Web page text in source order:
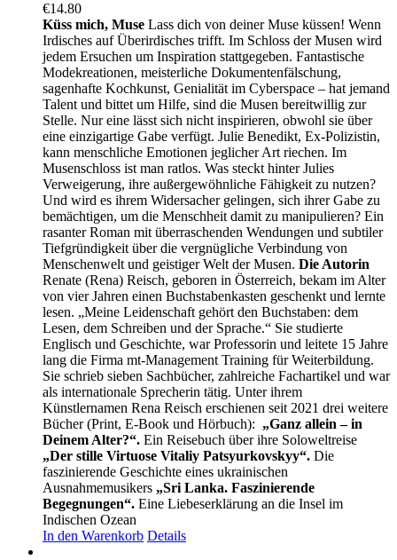
€14.80
Küss mich, Muse Lass dich von deiner Muse küssen! Wenn
Irdisches auf Überirdisches trifft. Im Schloss der Musen wird
jedem Ersuchen um Inspiration stattgegeben. Fantastische
Modekreationen, meisterliche Dokumentenfälschung,
sagenhafte Kochkunst, Genialität im Cyberspace – hat jemand
Talent und bittet um Hilfe, sind die Musen bereitwillig zur
Stelle. Nur eine lässt sich nicht inspirieren, obwohl sie über
eine einzigartige Gabe verfügt. Julie Benedikt, Ex-Polizistin,
kann menschliche Emotionen jeglicher Art riechen. Im
Musenschloss ist man ratlos. Was steckt hinter Julies
Verweigerung, ihre außergewöhnliche Fähigkeit zu nutzen?
Und wird es ihrem Widersacher gelingen, sich ihrer Gabe zu
bemächtigen, um die Menschheit damit zu manipulieren? Ein
rasanter Roman mit überraschenden Wendungen und subtiler
Tiefgründigkeit über die vergnügliche Verbindung von
Menschenwelt und geistiger Welt der Musen. Die Autorin
Renate (Rena) Reisch, geboren in Österreich, bekam im Alter
von vier Jahren einen Buchstabenkasten geschenkt und lernte
lesen. „Meine Leidenschaft gehört den Buchstaben: dem
Lesen, dem Schreiben und der Sprache.“ Sie studierte
Englisch und Geschichte, war Professorin und leitete 15 Jahre
lang die Firma mt-Management Training für Weiterbildung.
Sie schrieb sieben Sachbücher, zahlreiche Fachartikel und war
als internationale Sprecherin tätig. Unter ihrem
Künstlernamen Rena Reisch erschienen seit 2021 drei weitere
Bücher (Print, E-Book und Hörbuch): „Ganz allein – in
Deinem Alter?“. Ein Reisebuch über ihre Soloweltreise
„Der stille Virtuose Vitaliy Patsyurkovskyy“. Die
faszinierende Geschichte eines ukrainischen
Ausnahmemusikers „Sri Lanka. Faszinierende
Begegnungen“. Eine Liebeserklärung an die Insel im
Indischen Ozean
In den Warenkorb Details